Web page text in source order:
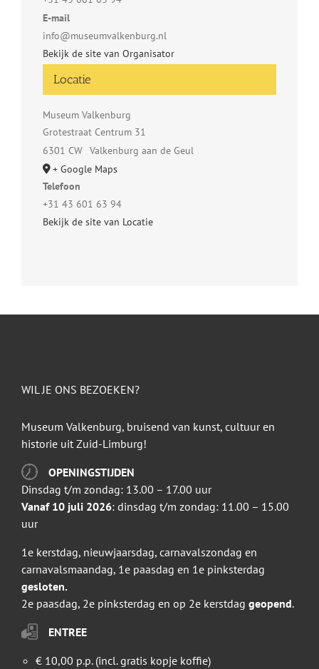
Locatie
Museum Valkenburg
Grotestraat Centrum 31
6301 CW Valkenburg aan de Geul
+ Google Maps
Telefoon
+31 43 601 63 94
Bekijk de site van Locatie
E-mail
info@museumvalkenburg.nl
Bekijk de site van Organisator
WIL JE ONS BEZOEKEN?
Museum Valkenburg, bruisend van kunst, cultuur en
historie uit Zuid-Limburg!
OPENINGSTIJDEN
Dinsdag t/m zondag: 13.00 – 17.00 uur
Vanaf 10 juli 2026: dinsdag t/m zondag: 11.00 – 15.00
uur
1e kerstdag, nieuwjaarsdag, carnavalszondag en
carnavalsmaandag, 1e paasdag en 1e pinksterdag
gesloten.
2e paasdag, 2e pinksterdag en op 2e kerstdag geopend.
ENTREE
€ 10,00 p.p. (incl. gratis kopje koffie)